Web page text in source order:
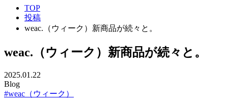
TOP
投稿
weac.（ウィーク）新商品が続々と。
weac.（ウィーク）新商品が続々と。
2025.01.22
Blog
#weac（ウィーク）